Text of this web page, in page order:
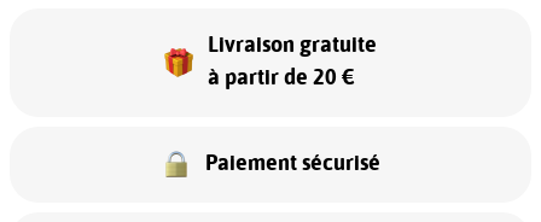
Livraison gratuite
à partir de 20 €
Paiement sécurisé